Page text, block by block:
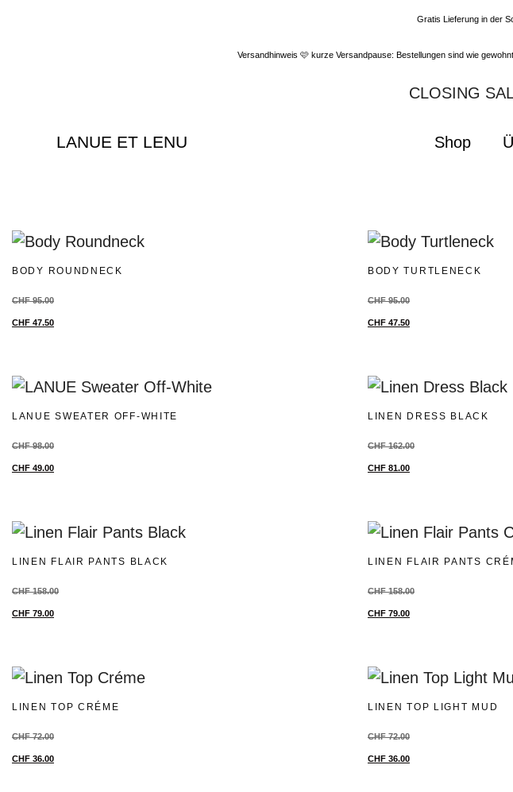
Gratis Lieferung in der
Versandhinweis 🩷 kurze Versandpause: Bestellungen sind wie
CLOSING
LANUE ET LENU Shop
BODY ROUNDNECK
CHF95.00
CHF 47.50
BODY TURTLENECK
CHF95.00
CHF47.50
LANUE SWEATER OFF-WHITE
CHF98.00
CHF 49.00
LINEN DRESS BLACK
CHF162.00
CHF81.00
LINEN FLAIR PANTS BLACK
CHF158.00
CHF 79.00
LINEN FLAIR PANTS
CHF158.00
CHF79.00
LINEN TOP CRÉME
CHF72.00
CHF 36.00
LINEN TOP LIGHT MUD
CHF72.00
CHF36.00